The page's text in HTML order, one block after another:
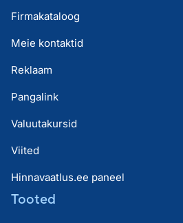
Firmakataloog
Meie kontaktid
Reklaam
Pangalink
Valuutakursid
Viited
Hinnavaatlus.ee paneel
Tooted